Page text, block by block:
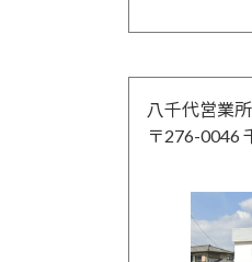
八千代営業所
〒276-0046